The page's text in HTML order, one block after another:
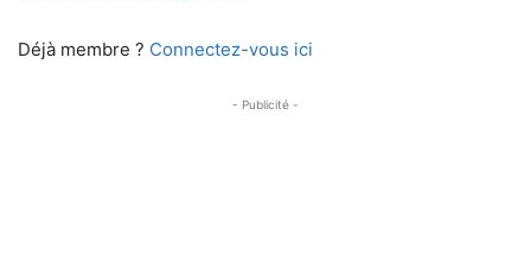
Déjà membre ? Connectez-vous ici
- Publicité -